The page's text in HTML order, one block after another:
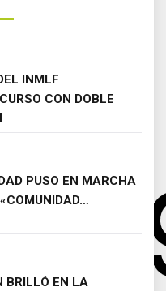
INMLF
CON DOBLE
PUSO EN MARCHA
BRILLÓ EN LA